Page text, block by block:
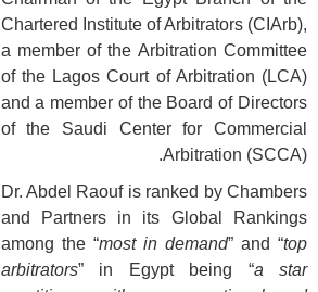
Chartered Institute of Arbitrators (CIArb),
a member of the Arbitration Committee
of the Lagos Court of Arbitration (LCA)
and a member of the Board of Directors
of the Saudi Center for Commercial
Arbitration (SCCA).
Dr. Abdel Raouf is ranked by Chambers
and Partners in its Global Rankings
among the “most in demand” and “top
arbitrators” in Egypt being “a star